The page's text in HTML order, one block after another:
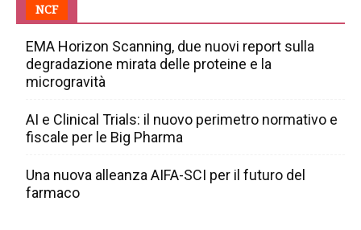
NCF
EMA Horizon Scanning, due nuovi report sulla
degradazione mirata delle proteine e la
microgravità
AI e Clinical Trials: il nuovo perimetro normativo e
fiscale per le Big Pharma
Una nuova alleanza AIFA-SCI per il futuro del
farmaco